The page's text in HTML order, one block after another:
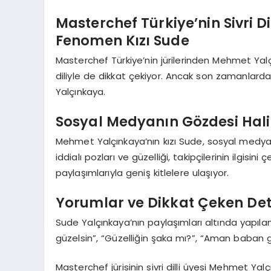
Masterchef Türkiye’nin Sivri
Fenomen Kızı Sude
Masterchef Türkiye’nin jürilerinden Mehmet
diliyle de dikkat çekiyor. Ancak son
Yalçınkaya.
Sosyal Medyanın Gözdesi
Mehmet Yalçınkaya’nın kızı Sude, sosyal
iddialı pozları ve güzelliği, takipçilerinin ilgisini
paylaşımlarıyla geniş kitlelere ulaşıyor.
Yorumlar ve Dikkat Çeken
Sude Yalçınkaya’nın paylaşımları altında
güzelsin”, “Güzelliğin şaka mı?”, “Aman
Masterchef jürisinin sivri dilli üyesi Mehmet